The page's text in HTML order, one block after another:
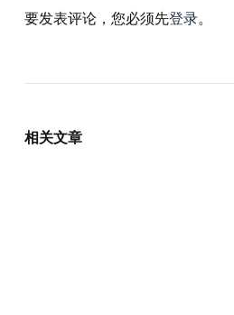
要发表评论，您必须先登录。
相关文章